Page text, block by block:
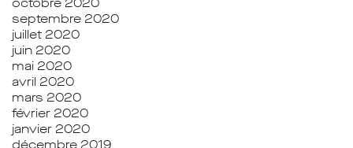
septembre 2020
juillet 2020
juin 2020
mai 2020
avril 2020
mars 2020
février 2020
janvier 2020
décembre 2019